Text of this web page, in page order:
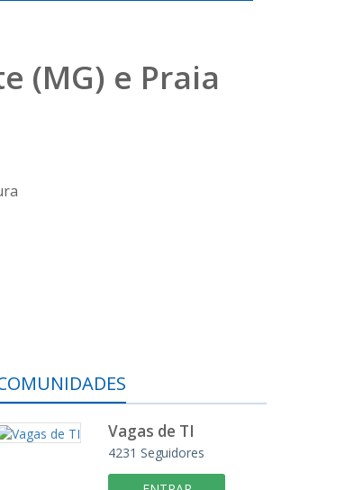
(MG) e Praia
Vagas de TI
4231 Seguidores